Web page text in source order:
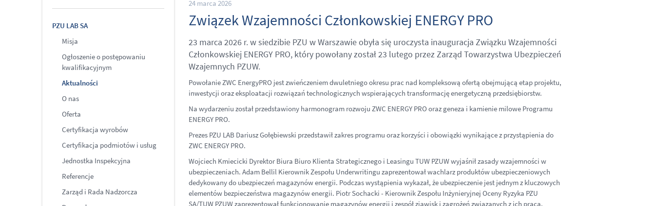
PZU LAB SA
Misja
Ogłoszenie o postępowaniu
kwalifikacyjnym
Aktualności
O nas
Oferta
Certyfikacja wyrobów
Certyfikacja podmiotów i usług
Jednostka Inspekcyjna
Referencje
Zarząd i Rada Nadzorcza
24 marca 2026
Związek Wzajemności Członkowskiej ENERGY PRO
23 marca 2026 r. w siedzibie PZU w Warszawie obyła się uroczysta inauguracja Związku Wzajemności
Członkowskiej ENERGY PRO, który powołany został 23 lutego przez Zarząd Towarzystwa Ubezpieczeń
Wzajemnych PZUW.
Powołanie ZWC EnergyPRO jest zwieńczeniem dwuletniego okresu prac nad kompleksową ofertą obejmującą etap projektu,
inwestycji oraz eksploatacji rozwiązań technologicznych wspierających transformację energetyczną przedsiębiorstw.
Na wydarzeniu został przedstawiony harmonogram rozwoju ZWC ENERGY PRO oraz geneza i kamienie milowe Programu
ENERGY PRO.
Prezes PZU LAB Dariusz Gołębiewski przedstawił zakres programu oraz korzyści i obowiązki wynikające z przystąpienia do
ZWC ENERGY PRO.
Wojciech Kmiecicki Dyrektor Biura Biuro Klienta Strategicznego i Leasingu TUW PZUW wyjaśnił zasady wzajemności w
ubezpieczeniach. Adam Bellil Kierownik Zespołu Underwritingu zaprezentował wachlarz produktów ubezpieczeniowych
dedykowany do ubezpieczeń magazynów energii. Podczas wystąpienia wykazał, że ubezpieczenie jest jednym z kluczowych
elementów bezpieczeństwa magazynów energii. Piotr Sochacki - Kierownik Zespołu Inżynieryjnej Oceny Ryzyka PZU
SA/TUW PZUW zaprezentował funkcjonowanie magazynów energii i zespół zjawisk i zagrożeń związanych z ich pracą.